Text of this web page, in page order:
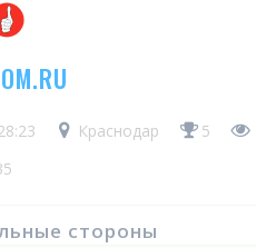
Краснодар
5
стороны